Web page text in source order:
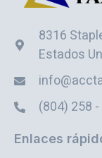
8316
Estados
(804) 258
Enlaces